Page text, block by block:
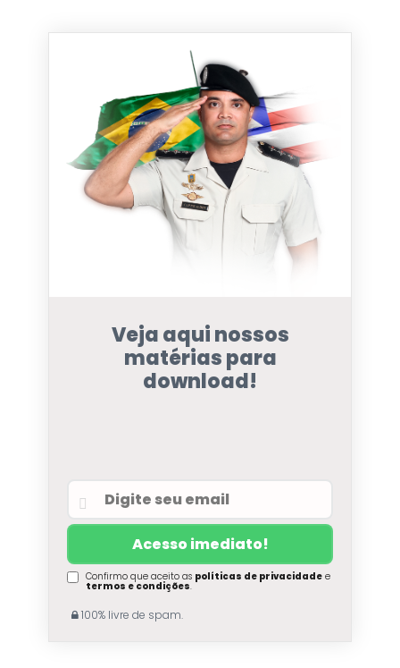
Veja aqui nossos
matérias para
download!
Confirmo que aceito as políticas de privacidadee
termos e condições.
100% livre de spam.